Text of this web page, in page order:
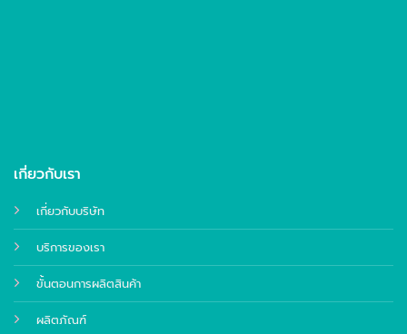
เกี่ยวกับเรา
เกี่ยวกับบริษัท
บริการของเรา
ขั้นตอนการผลิตสินค้า
ผลิตภัณฑ์